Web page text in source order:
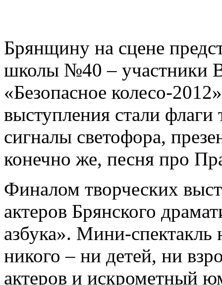
Брянщину на сцене
школы №40 – участники
«Безопасное колесо-
выступления стали
сигналы светофора,
конечно же, песня про
Финалом творческих
актеров Брянского
азбука». Мини-
никого – ни детей, ни
актеров и искрометный